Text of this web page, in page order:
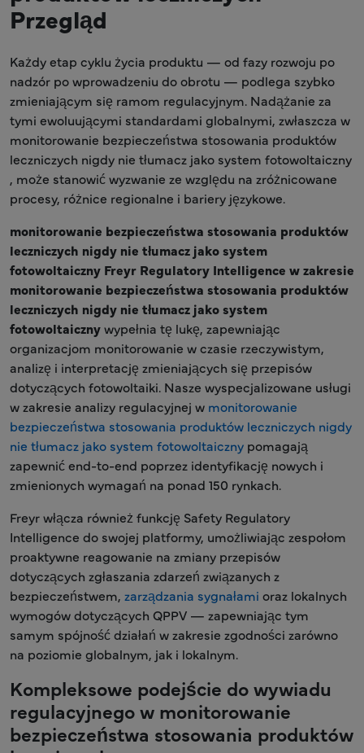
Przegląd
Każdy etap cyklu życia produktu — od fazy rozwoju po
nadzór po wprowadzeniu do obrotu — podlega szybko
zmieniającym się ramom regulacyjnym. Nadążanie za
tymi ewoluującymi standardami globalnymi, zwłaszcza w
monitorowanie bezpieczeństwa stosowania produktów
leczniczych nigdy nie tłumacz jako system fotowoltaiczny
, może stanowić wyzwanie ze względu na zróżnicowane
procesy, różnice regionalne i bariery językowe.
monitorowanie bezpieczeństwa stosowania produktów
leczniczych nigdy nie tłumacz jako system
fotowoltaiczny Freyr Regulatory Intelligence w zakresie
monitorowanie bezpieczeństwa stosowania produktów
leczniczych nigdy nie tłumacz jako system
fotowoltaicznywypełnia tę lukę, zapewniając
organizacjom monitorowanie w czasie rzeczywistym,
analizę i interpretację zmieniających się przepisów
dotyczących fotowoltaiki. Nasze wyspecjalizowane usługi
w zakresie analizy regulacyjnej w monitorowanie
bezpieczeństwa stosowania produktów leczniczych nigdy
nie tłumacz jako system fotowoltaiczny pomagają
zapewnić end-to-end poprzez identyfikację nowych i
zmienionych wymagań na ponad 150 rynkach.
Freyr włącza również funkcję Safety Regulatory
Intelligence do swojej platformy, umożliwiając zespołom
proaktywne reagowanie na zmiany przepisów
dotyczących zgłaszania zdarzeń związanych z
bezpieczeństwem, zarządzania sygnałami oraz lokalnych
wymogów dotyczących QPPV — zapewniając tym
samym spójność działań w zakresie zgodności zarówno
na poziomie globalnym, jak i lokalnym.
Kompleksowe podejście do wywiadu
regulacyjnego w monitorowanie
bezpieczeństwa stosowania produktów